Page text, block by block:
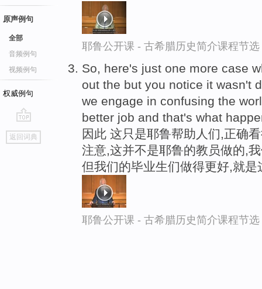
原声例句
全部
音频例句
视频例句
权威例句
go
top
返回词典
耶鲁公开课 - 古希腊历史简介课程节选
So, here's just one more case
out the but you notice it wasn't
we engage in confusing the
better job and that's what
因此 这只是耶鲁帮助人们,正确
注意,这并不是耶鲁的教员做的,
但我们的毕业生们做得更好,就是
耶鲁公开课 - 古希腊历史简介课程节选